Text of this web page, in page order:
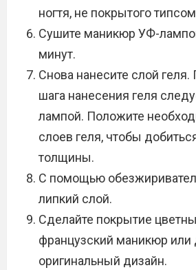
ногтя, не покрытого
Сушите маникюр УФ-
минут.
Снова нанесите слой
шага нанесения геля
лампой. Положите
слоев геля, чтобы
толщины.
С помощью
липкий слой.
Сделайте покрытие
французский маникюр или
оригинальный дизайн.